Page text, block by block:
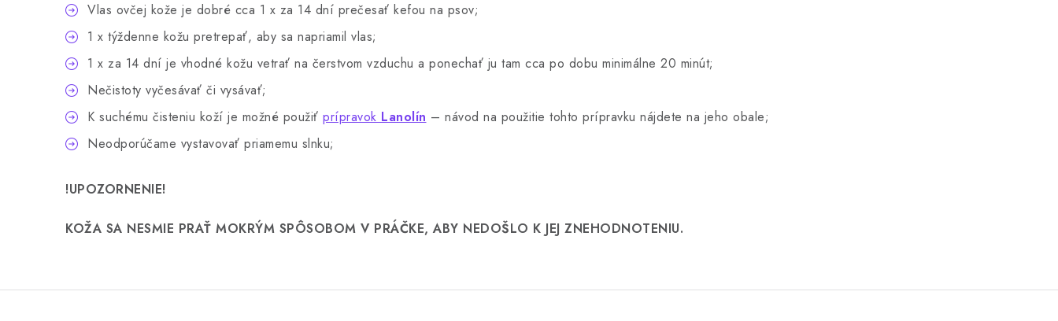
Vlas ovčej kože je dobré cca 1 x za 14 dní prečesať kefou na psov;
1 x týždenne kožu pretrepať, aby sa napriamil vlas;
1 x za 14 dní je vhodné kožu vetrať na čerstvom vzduchu a ponechať ju tam cca po dobu minimálne 20 minút;
Nečistoty vyčesávať či vysávať;
K suchému čisteniu koží je možné použiť prípravok Lanolín – návod na použitie tohto prípravku nájdete na jeho obale;
Neodporúčame vystavovať priamemu slnku;
!UPOZORNENIE!
KOŽA SA NESMIE PRAŤ MOKRÝM SPÔSOBOM V PRÁČKE, ABY NEDOŠLO K JEJ ZNEHODNOTENIU.